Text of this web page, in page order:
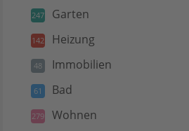
247 Garten
142 Heizung
48 Immobilien
61 Bad
279 Wohnen